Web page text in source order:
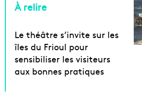
À relire
Le théâtre s’invite sur les
îles du Frioul pour
sensibiliser les visiteurs
aux bonnes pratiques